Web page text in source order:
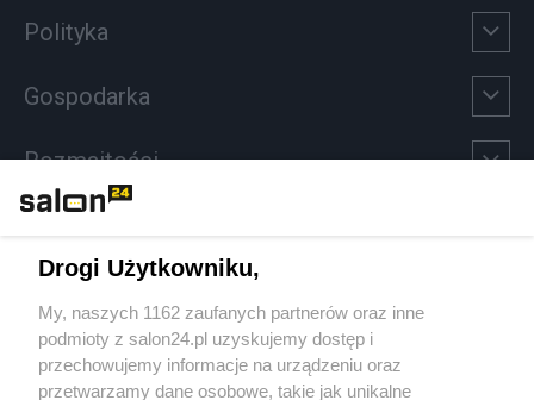
Polityka
Gospodarka
Rozmaitości
Sport
Społeczeństwo
Drogi Użytkowniku,
My, naszych 1162 zaufanych partnerów oraz inne
podmioty z salon24.pl uzyskujemy dostęp i
przechowujemy informacje na urządzeniu oraz
przetwarzamy dane osobowe, takie jak unikalne